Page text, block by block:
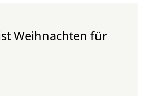
Weihnachten für